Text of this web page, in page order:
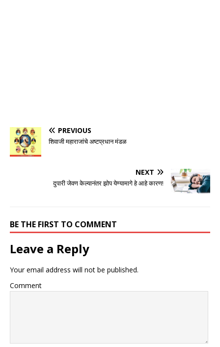
PREVIOUS
शिवाजी महाराजांचे अष्टप्रधान मंडळ
NEXT
दुपारी जेवण केल्यानंतर झोप येण्यामागे हे आहे कारण!
BE THE FIRST TO COMMENT
Leave a Reply
Your email address will not be published.
Comment